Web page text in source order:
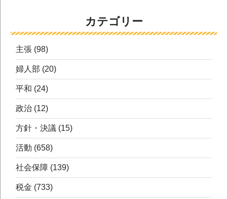
カテゴリー
主張 (98)
婦人部 (20)
平和 (24)
政治 (12)
方針・決議 (15)
活動 (658)
社会保障 (139)
税金 (733)